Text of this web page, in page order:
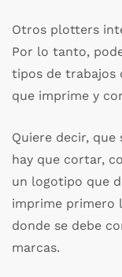
Otros plotters
Por lo tanto,
tipos de trabajos
que imprime y
Quiere decir,
hay que cortar,
un logotipo que
imprime primero
donde se debe
marcas.